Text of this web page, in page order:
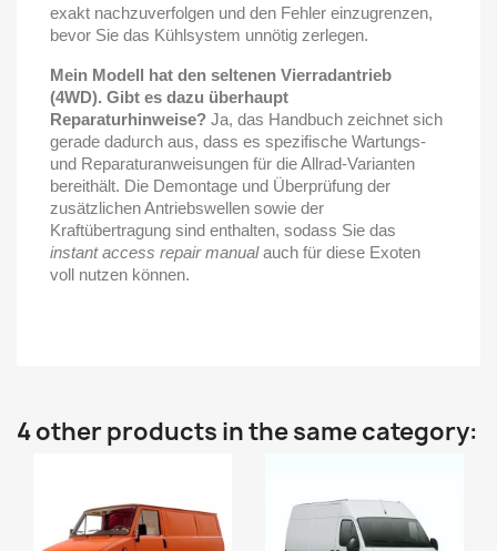
exakt nachzuverfolgen und den Fehler einzugrenzen,
bevor Sie das Kühlsystem unnötig zerlegen.
Mein Modell hat den seltenen Vierradantrieb
(4WD). Gibt es dazu überhaupt
Reparaturhinweise? Ja, das Handbuch zeichnet sich
gerade dadurch aus, dass es spezifische Wartungs-
und Reparaturanweisungen für die Allrad-Varianten
bereithält. Die Demontage und Überprüfung der
zusätzlichen Antriebswellen sowie der
Kraftübertragung sind enthalten, sodass Sie das
instant access repair manualauch für diese Exoten
voll nutzen können.
4 other products in the same category: